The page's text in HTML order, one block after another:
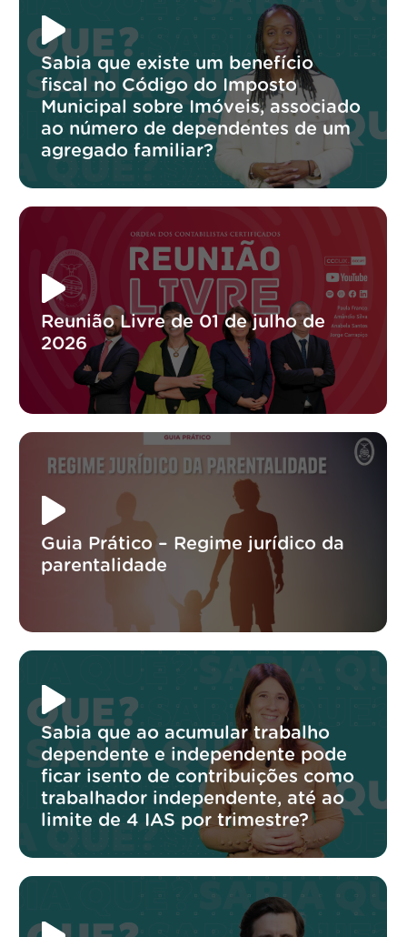
Sabia que existe um benefício
fiscal no Código do Imposto
Municipal sobre Imóveis, associado
ao número de dependentes de um
agregado familiar?
Reunião Livre de 01 de julho de
2026
Guia Prático – Regime jurídico da
parentalidade
Sabia que ao acumular trabalho
dependente e independente pode
ficar isento de contribuições como
trabalhador independente, até ao
limite de 4 IAS por trimestre?